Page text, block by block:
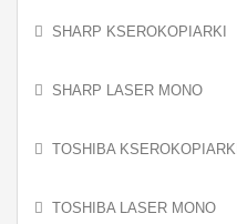
SHARP KSEROKOPIARKI
SHARP LASER MONO
TOSHIBA KSEROKOPIARKI
TOSHIBA LASER MONO